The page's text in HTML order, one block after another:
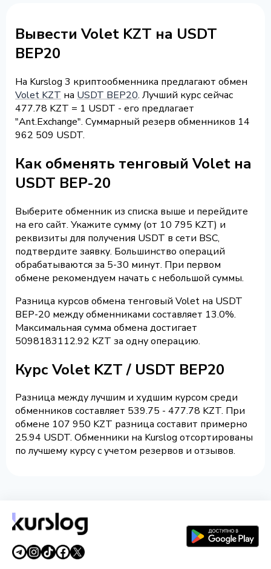
Вывести Volet KZT на USDT
BEP20
На Kurslog 3 криптообменника предлагают обмен
Volet KZT на USDT BEP20. Лучший курс сейчас
477.78 KZT = 1 USDT - его предлагает
"Ant.Exchange". Суммарный резерв обменников 14
962 509 USDT.
Как обменять тенговый Volet на
USDT BEP-20
Выберите обменник из списка выше и перейдите
на его сайт. Укажите сумму (от 10 795 KZT) и
реквизиты для получения USDT в сети BSC,
подтвердите заявку. Большинство операций
обрабатываются за 5-30 минут. При первом
обмене рекомендуем начать с небольшой суммы.
Разница курсов обмена тенговый Volet на USDT
BEP-20 между обменниками составляет 13.0%.
Максимальная сумма обмена достигает
5098183112.92 KZT за одну операцию.
Курс Volet KZT / USDT BEP20
Разница между лучшим и худшим курсом среди
обменников составляет 539.75 - 477.78 KZT. При
обмене 107 950 KZT разница составит примерно
25.94 USDT. Обменники на Kurslog отсортированы
по лучшему курсу с учетом резервов и отзывов.